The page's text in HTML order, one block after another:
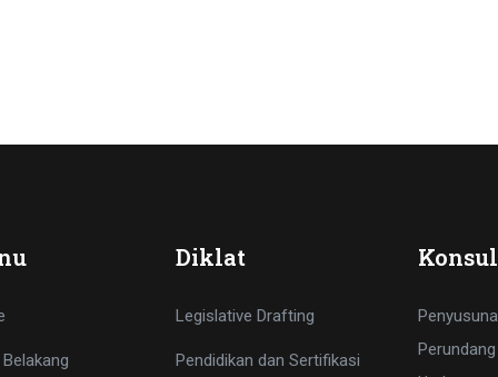
Diklat
Legislative Drafting
Pendidikan dan Sertifikasi